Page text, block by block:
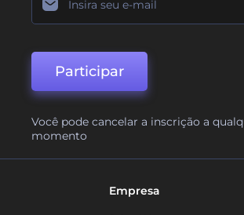
Participar
Você pode cancelar a inscrição a
momento
Empresa